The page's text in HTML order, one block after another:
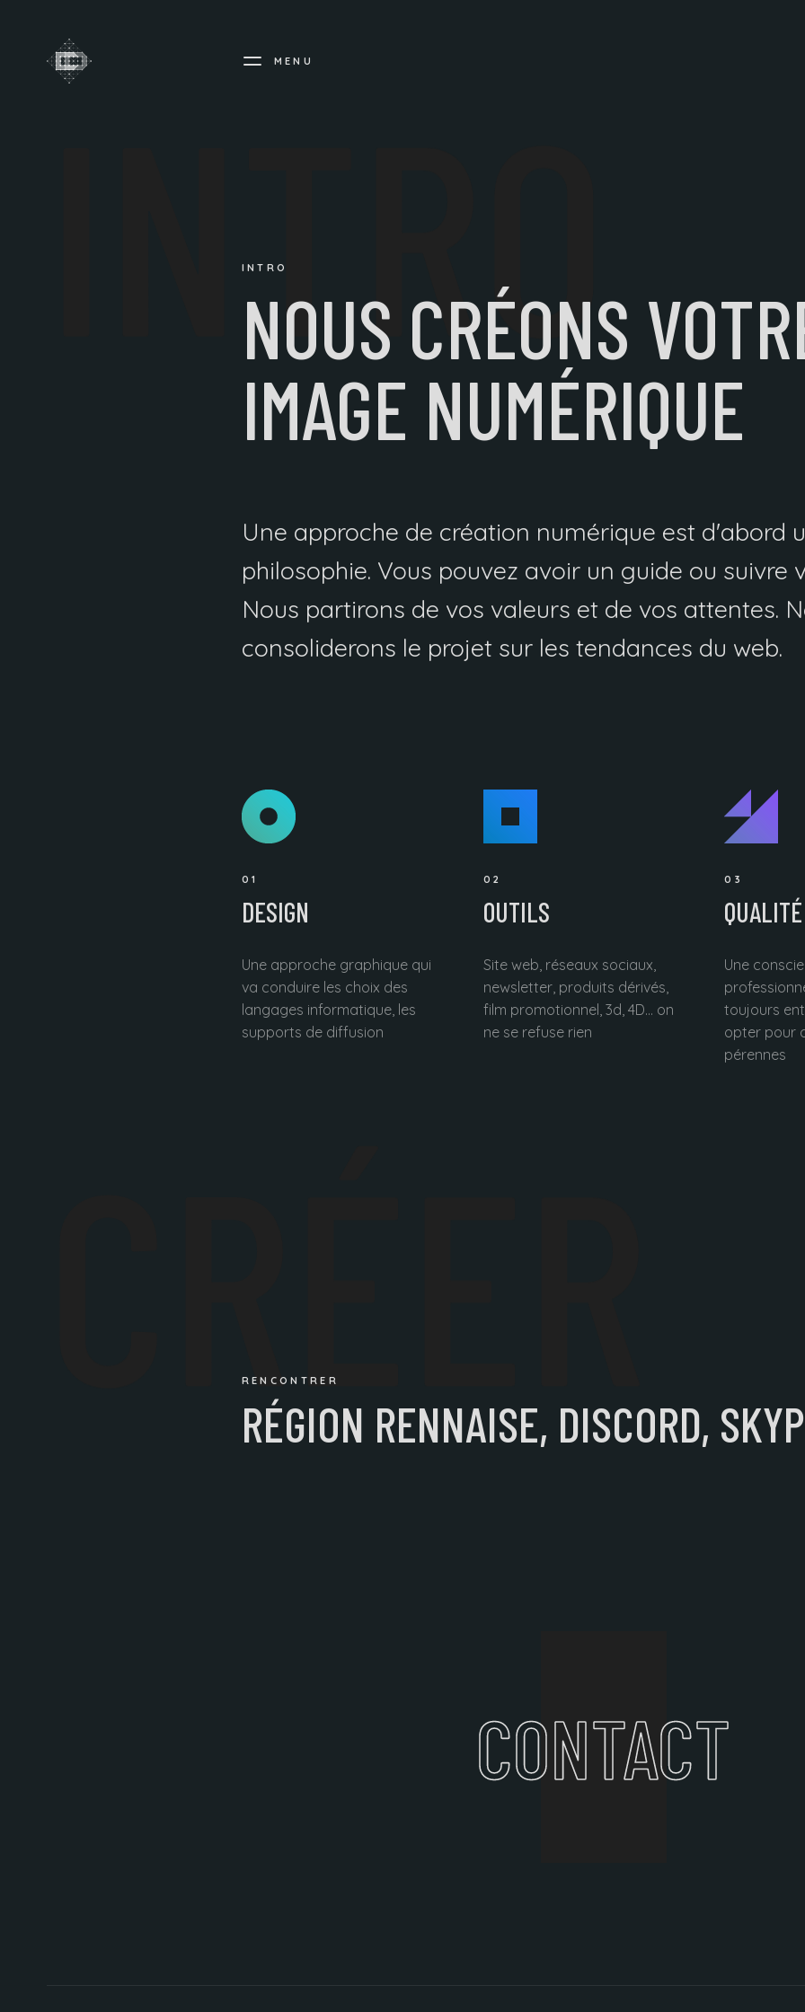
MENU
INTRO
INTRO
NOUS CRÉONS
IMAGE NUMÉRIQUE
Une approche de création numérique est d'abord
philosophie. Vous pouvez avoir un guide ou suivre
Nous partirons de vos valeurs et de vos attentes.
consoliderons le projet sur les tendances du web.
01
DESIGN
Une approche graphique qui
va conduire les choix des
langages informatique, les
supports de diffusion
02
OUTILS
Site web, réseaux sociaux,
newsletter, produits dérivés,
film promotionnel, 3d, 4D... on
ne se refuse rien
03
QUALITÉ
Une
toujours
opter pour
pérennes
RENCONTRER
RÉGION RENNAISE, DISCORD,
CONTACT